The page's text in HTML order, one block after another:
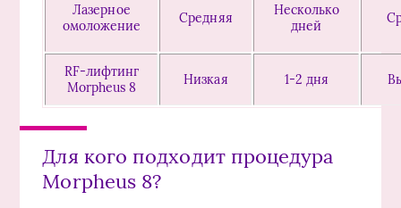
Лазерное
омоложение
Средняя
Несколько
дней
RF-лифтинг
Morpheus 8
Низкая 1-2 дня
Для кого подходит процедура
Morpheus 8?